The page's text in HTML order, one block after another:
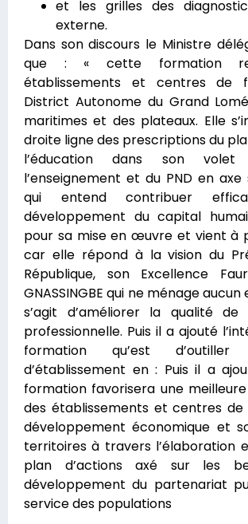
et les grilles des
externe.
Dans son discours le Ministre
que : « cette formation
établissements et centres de
District Autonome du Grand
maritimes et des plateaux. Elle
droite ligne des prescriptions du
l’éducation dans son
l’enseignement et du PND en
qui entend contribuer
développement du capital
pour sa mise en œuvre et vient à
car elle répond à la vision du
République, son Excellence
GNASSINGBE qui ne ménage
s’agit d’améliorer la qualité
professionnelle. Puis il a ajouté
formation qu’est
d’établissement en : Puis il a
formation favorisera une
des établissements et centres
développement économique et
territoires à travers l’élaboration
plan d’actions axé sur les
développement du partenariat
service des populations